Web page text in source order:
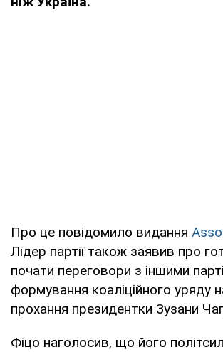
Про це повідомило видання
Лідер партії також заявив про
почати переговори з іншими
формування коаліційного уряду
прохання президентки Зузани
Фіцо наголосив, що його